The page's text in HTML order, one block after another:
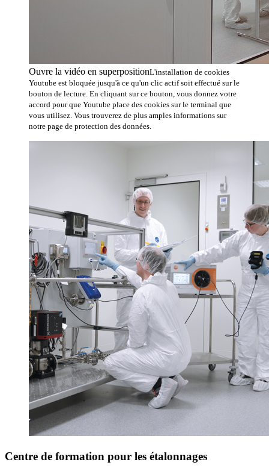
Ouvre la vidéo en superpositionL'installation de cookies
Youtube est bloquée jusqu'à ce qu'un clic actif soit effectué sur le
bouton de lecture. En cliquant sur ce bouton, vous donnez votre
accord pour que Youtube place des cookies sur le terminal que
vous utilisez. Vous trouverez de plus amples informations sur
notre page de protection des données.
Centre de formation pour les étalonnages